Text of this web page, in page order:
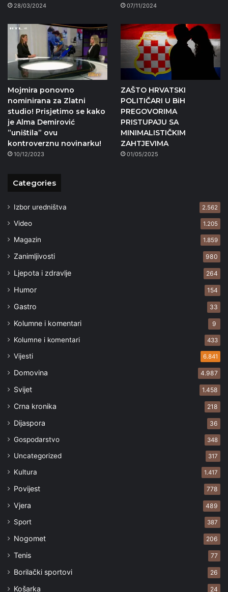
28/03/2024 07/11/2024
Mojmira ponovno
nominirana za Zlatni
studio! Prisjetimo se kako
je Alma Demirović
”uništila” ovu
kontroverznu novinarku!
10/12/2023
ZAŠTO HRVATSKI
POLITIČARI U BiH
PREGOVORIMA
PRISTUPAJU SA
MINIMALISTIČKIM
ZAHTJEVIMA
01/05/2025
Categories
Izbor uredništva 2.562
Video 1.205
Magazin 1.859
Zanimljivosti 980
Ljepota i zdravlje 264
Humor 154
Gastro 33
Kolumne i komentari 9
Kolumne i komentari 433
Vijesti 6.841
Domovina 4.987
Svijet 1.458
Crna kronika 218
Dijaspora 36
Gospodarstvo 348
Uncategorized 317
Kultura 1.417
Povijest 778
Vjera 489
Sport 387
Nogomet 206
Tenis 77
Borilački sportovi 26
Košarka 24